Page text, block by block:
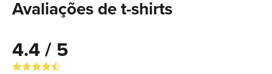
Avaliações de t-shirts
4.4 / 5